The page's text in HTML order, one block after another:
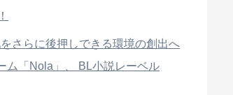
さらに後押しできる環境の創出へ
ム「Nola」、 BL小説レーベル